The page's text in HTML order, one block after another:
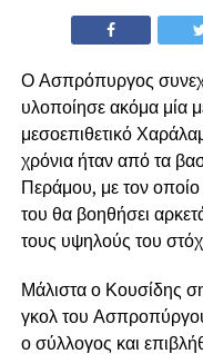
Ο Ασπρόπυργος
υλοποίησε ακόμα μία
μεσοεπιθετικό
χρόνια ήταν από τα
Περάμου, με τον οποίο
του θα βοηθήσει
τους υψηλούς του
Μάλιστα ο Κουσίδης
γκολ του
ο σύλλογος και